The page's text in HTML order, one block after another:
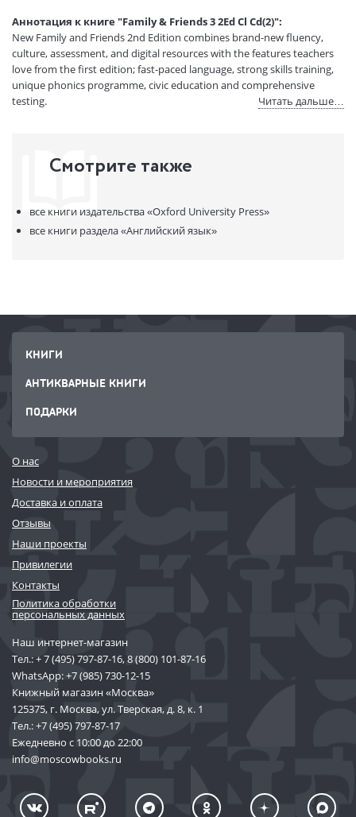
Код товара:
50033287
Артикул:
12880109
ISBN:
9780194808248
В продаже с:
08.04.2021
Аннотация к книге "Family & Friends 3 2Ed Cl Cd(2)":
New Family and Friends 2nd Edition combines brand-new fluency,
culture, assessment, and digital resources with the features teachers
love from the first edition; fast-paced language, strong skills training,
unique phonics programme, civic education and comprehensive
testing.
Читать дальше…
Смотрите также
все книги издательства«Oxford University Press»
все книги раздела«Английский язык»
КНИГИ
АНТИКВАРНЫЕ КНИГИ
ПОДАРКИ
О нас
Новости и мероприятия
Доставка и оплата
Отзывы
Наши проекты
Привилегии
Контакты
Политика обработки
персональных данных
Наш интернет-магазин
Тел.:+ 7 (495) 797-87-16,8 (800) 101-87-16
WhatsApp:+7 (985) 730-12-15
Книжный магазин «Москва»
125375, г. Москва, ул. Тверская, д. 8, к. 1
Тел.:+7 (495) 797-87-17
Ежедневно с 10:00 до 22:00
info@moscowbooks.ru